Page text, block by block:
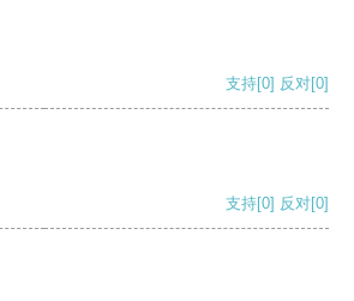
支持[0] 反对[0]
支持[0] 反对[0]